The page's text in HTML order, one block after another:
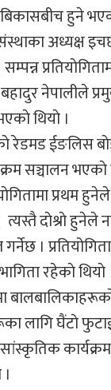
हुने
अध्यक्ष
बहादुर नेपालीले
थियाे ।
रेडमड ईङलिस
सञ्चालन भएकाे
प्रथम
त्यस्तै दाेश्राे
गर्नेछ ।
रहेकाे थियाे
लागि घैंटाे